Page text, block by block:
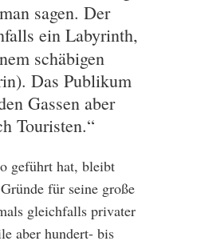
sagen. Der
ein Labyrinth,
schäbigen
Das Publikum
Gassen aber
Touristen.“
geführt hat, bleibt
für seine große
gleichfalls privater
aber hundert- bis